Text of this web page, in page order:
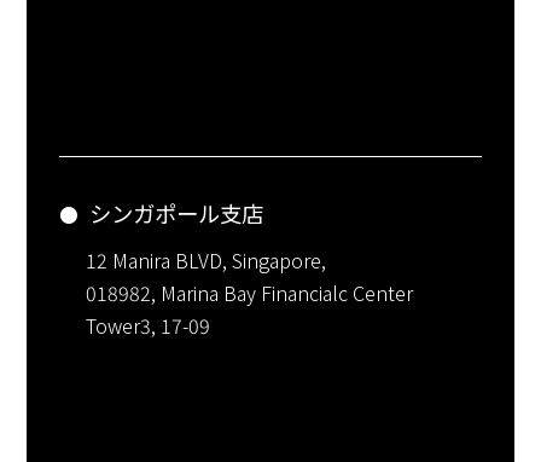
シンガポール支店
12 Manira BLVD, Singapore,
018982, Marina Bay Financialc Center
Tower3, 17-09